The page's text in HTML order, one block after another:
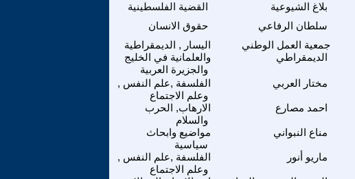
القضية الفلسطينية بلاغ الشيوعية
حقوق الانسان
سلطان الرفاعي
اليسار , الديمقراطية
والعلمانية في الخليج
والجزيرة العربية
جمعية العمل الوطني
الديمقراطي
الفلسفة ,علم النفس ,
وعلم الاجتماع
مختار العربي
الارهاب, الحرب
والسلام
احمد مصارع
مواضيع وابحاث
سياسية
مناع النبواني
الفلسفة ,علم النفس ,
وعلم الاجتماع
ماريو أنور